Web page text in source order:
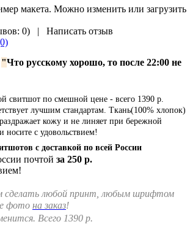
макета. Можно изменить или загрузить
0) |
Написать отзыв
"Что русскому хорошо, то после 22:00 не
свитшот по смешной цене - всего 1390 р.
лучшим стандартам. Ткань(100% хлопок)
кожу и не линяет при бережной
носите с удовольствием!
с доставкой по всей России
почтой за 250 р.
любой принт, любым шрифтом
фото на заказ!
Всего 1390 р.